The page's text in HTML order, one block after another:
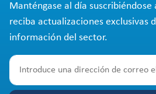
Manténgase al día
reciba actualizaciones exclusivas
información del sector.